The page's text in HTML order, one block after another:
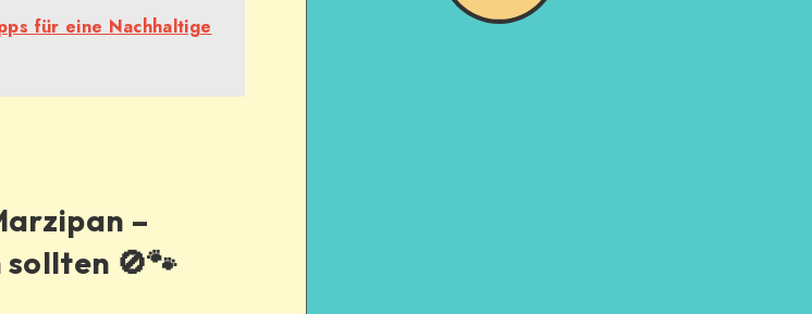
für eine Nachhaltige
–
🚫🐾